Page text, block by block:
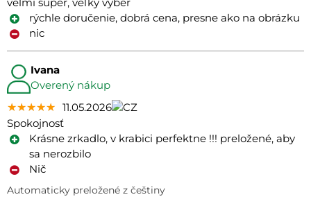
rýchle doručenie, dobrá cena, presne ako na obrázku
nic
Ivana
Overený nákup
★★★★★
★★★★★
★★★★★ 11.05.2026
Spokojnosť
Krásne zrkadlo, v krabici perfektne !!! preložené, aby
sa nerozbilo
Nič
Automaticky preložené z češtiny